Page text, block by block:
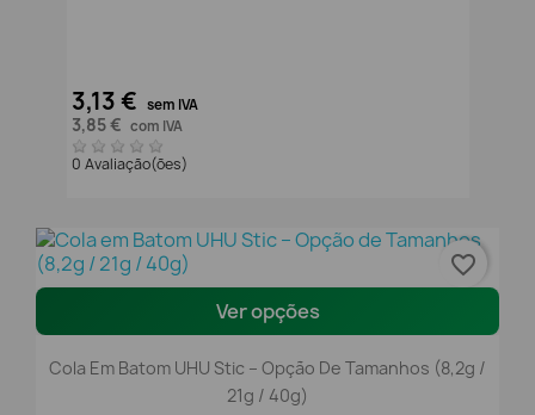
3,13 € sem IVA
3,85 € com IVA
0 Avaliação(ões)
Ver opções
Cola Em Batom UHU Stic – Opção De Tamanhos (8,2g /
21g / 40g)
favorite_border